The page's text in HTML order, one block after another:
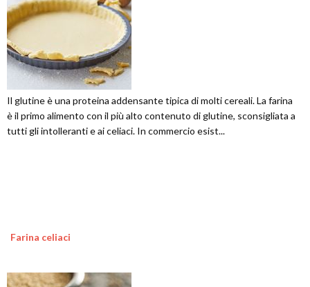
Il glutine è una proteina addensante tipica di molti cereali. La farina
è il primo alimento con il più alto contenuto di glutine, sconsigliata a
tutti gli intolleranti e ai celiaci. In commercio esist...
Farina celiaci